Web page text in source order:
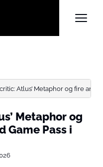
Atlus’ Metaphor og fire
Metaphor og
Game Pass i